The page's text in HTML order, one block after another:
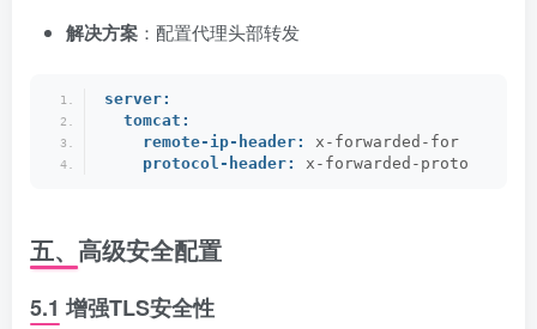
解决方案 ：配置代理头部转发
server:
tomcat:
remote-ip-header:
x-forwarded-for
protocol-header:
x-forwarded-proto
五、高级安全配置
5.1 增强TLS安全性